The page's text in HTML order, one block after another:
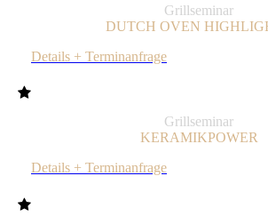
Grillseminar
DUTCH OVEN
Details + Terminanfrage
Grillseminar
KERAMIKPOWER
Details + Terminanfrage